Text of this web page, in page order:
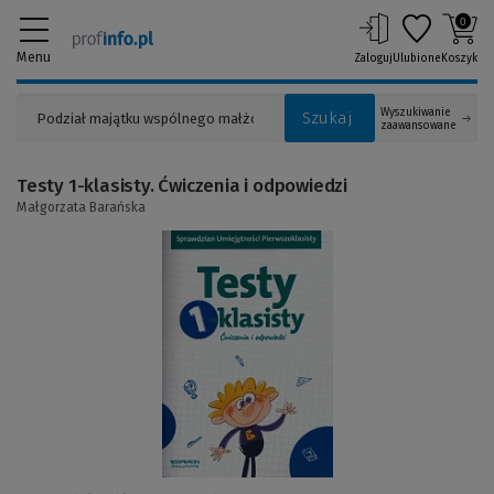
Menu
Szukaj
Wyszukiwanie
zaawansowane
ZalogujUlubione
0
Koszyk
Testy 1-klasisty. Ćwiczenia i odpowiedzi
Małgorzata Barańska